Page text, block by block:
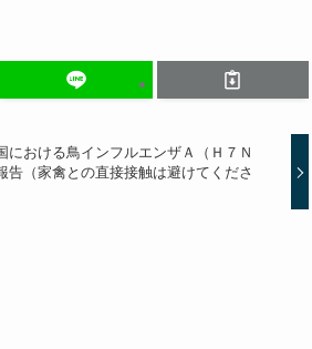
における鳥インフルエンザＡ（Ｈ７Ｎ
告（家禽との直接接触は避けてくださ